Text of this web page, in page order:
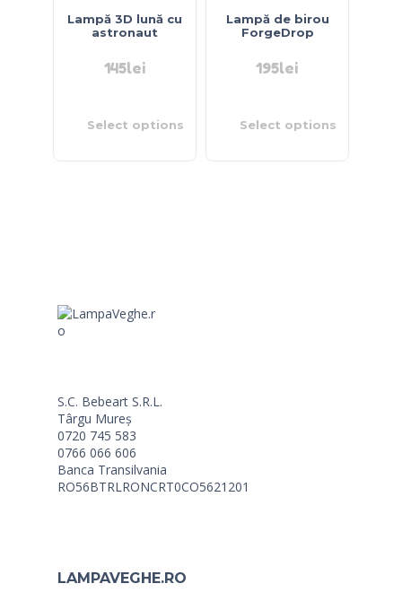
Lampă 3D lună cu
astronaut
145lei
Select options
Lampă de birou
ForgeDrop
195lei
Select options
S.C. Bebeart S.R.L.
Târgu Mureș
0720 745 583
0766 066 606
Banca Transilvania
RO56BTRLRONCRT0CO5621201
LAMPAVEGHE.RO